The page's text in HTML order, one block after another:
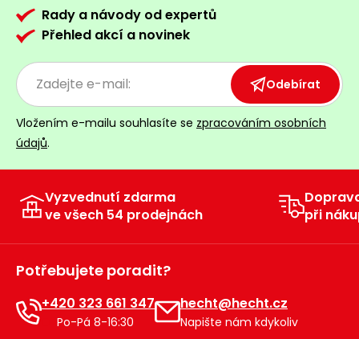
Rady a návody od expertů
Přehled akcí a novinek
Odebírat
Vložením e-mailu souhlasíte se zpracováním osobních
údajů.
Vyzvednutí zdarma
ve všech 54 prodejnách
při
Potřebujete poradit?
+420 323 661 347
Po-Pá 8-16:30
hecht@hecht.cz
Napište nám kdykoliv